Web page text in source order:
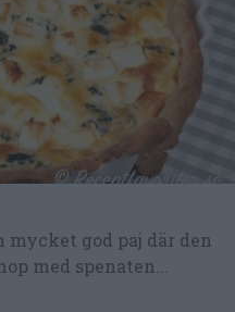
mycket god paj där den
med spenaten...